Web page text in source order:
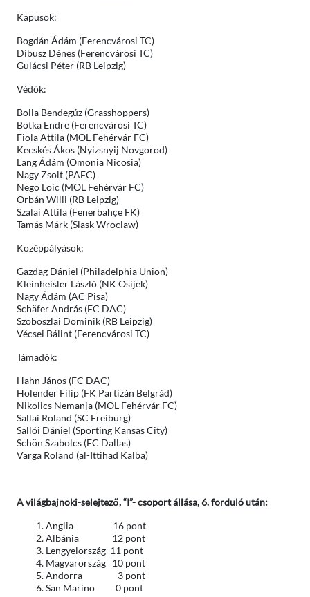
Kapusok:
Bogdán Ádám (Ferencvárosi TC)
Dibusz Dénes (Ferencvárosi TC)
Gulácsi Péter (RB Leipzig)
Védők:
Bolla Bendegúz (Grasshoppers)
Botka Endre (Ferencvárosi TC)
Fiola Attila (MOL Fehérvár FC)
Kecskés Ákos (Nyizsnyij Novgorod)
Lang Ádám (Omonia Nicosia)
Nagy Zsolt (PAFC)
Nego Loic (MOL Fehérvár FC)
Orbán Willi (RB Leipzig)
Szalai Attila (Fenerbahçe FK)
Tamás Márk (Slask Wroclaw)
Középpályások:
Gazdag Dániel (Philadelphia Union)
Kleinheisler László (NK Osijek)
Nagy Ádám (AC Pisa)
Schäfer András (FC DAC)
Szoboszlai Dominik (RB Leipzig)
Vécsei Bálint (Ferencvárosi TC)
Támadók:
Hahn János (FC DAC)
Holender Filip (FK Partizán Belgrád)
Nikolics Nemanja (MOL Fehérvár FC)
Sallai Roland (SC Freiburg)
Sallói Dániel (Sporting Kansas City)
Schön Szabolcs (FC Dallas)
Varga Roland (al-Ittihad Kalba)
A világbajnoki-selejtező, “I”- csoport állása, 6. forduló után:
Anglia 16 pont
Albánia 12 pont
Lengyelország 11 pont
Magyarország 10 pont
Andorra 3 pont
San Marino 0 pont